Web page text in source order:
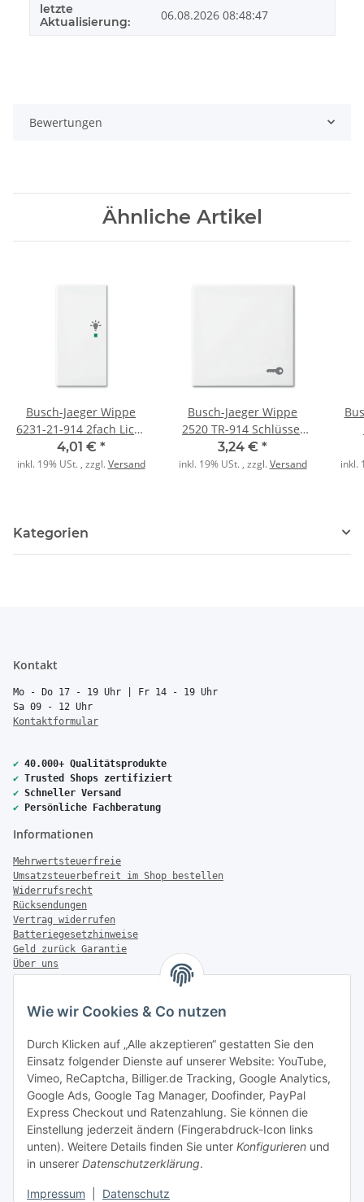
Wie wir Cookies & Co nutzen
Durch Klicken auf „Alle akzeptieren“ gestatten Sie den
Einsatz folgender Dienste auf unserer Website: YouTube,
Vimeo, ReCaptcha, Billiger.de Tracking, Google Analytics,
Google Ads, Google Tag Manager, Doofinder, PayPal
Express Checkout und Ratenzahlung. Sie können die
Einstellung jederzeit ändern (Fingerabdruck-Icon links
unten). Weitere Details finden Sie unter Konfigurieren und
in unserer Datenschutzerklärung.
Impressum Datenschutz
letzte
Aktualisierung:
06.08.2026 08:48:47
Bewertungen
Ähnliche Artikel
Busch-Jaeger Wippe
6231-21-914 2fach Licht
alpinweiß
4,01 € *
inkl. 19% USt. , zzgl.Versand
Busch-Jaeger Wippe
2520 TR-914 Schlüssel
alpinweiß
3,24 € *
inkl. 19% USt. , zzgl.Versand inkl.
Kategorien
Kontakt
Mo - Do 17 - 19 Uhr | Fr 14 - 19 Uhr
Sa 09 - 12 Uhr
Kontaktformular
✔ 40.000+ Qualitätsprodukte
✔ Trusted Shops zertifiziert
✔ Schneller Versand
✔ Persönliche Fachberatung
Informationen
Mehrwertsteuerfreie
Umsatzsteuerbefreit im Shop bestellen
Widerrufsrecht
Rücksendungen
Vertrag widerrufen
Batteriegesetzhinweise
Geld zurück Garantie
Über uns
FAQ
Zahlung & Versand
Versandinformationen
Sonstiges